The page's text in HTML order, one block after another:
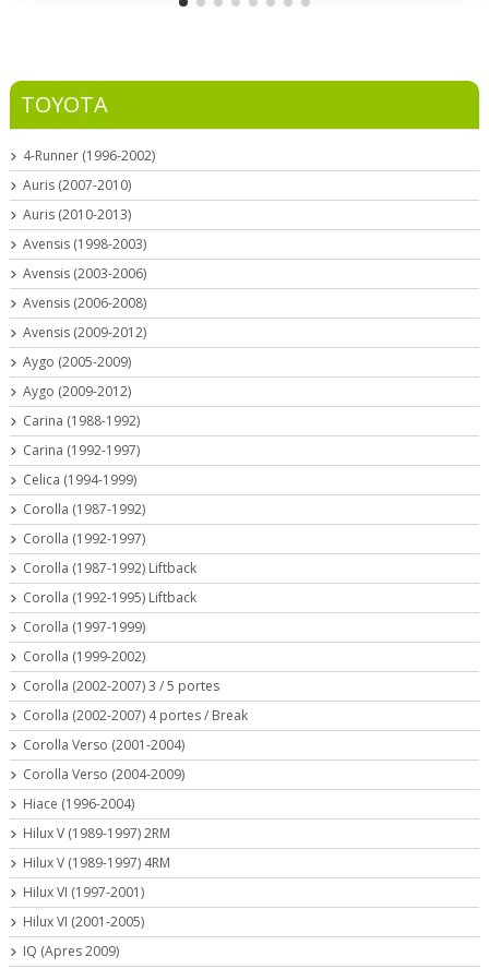
TOYOTA
4-Runner (1996-2002)
Auris (2007-2010)
Auris (2010-2013)
Avensis (1998-2003)
Avensis (2003-2006)
Avensis (2006-2008)
Avensis (2009-2012)
Aygo (2005-2009)
Aygo (2009-2012)
Carina (1988-1992)
Carina (1992-1997)
Celica (1994-1999)
Corolla (1987-1992)
Corolla (1992-1997)
Corolla (1987-1992) Liftback
Corolla (1992-1995) Liftback
Corolla (1997-1999)
Corolla (1999-2002)
Corolla (2002-2007) 3 / 5 portes
Corolla (2002-2007) 4 portes / Break
Corolla Verso (2001-2004)
Corolla Verso (2004-2009)
Hiace (1996-2004)
Hilux V (1989-1997) 2RM
Hilux V (1989-1997) 4RM
Hilux VI (1997-2001)
Hilux VI (2001-2005)
IQ (Apres 2009)